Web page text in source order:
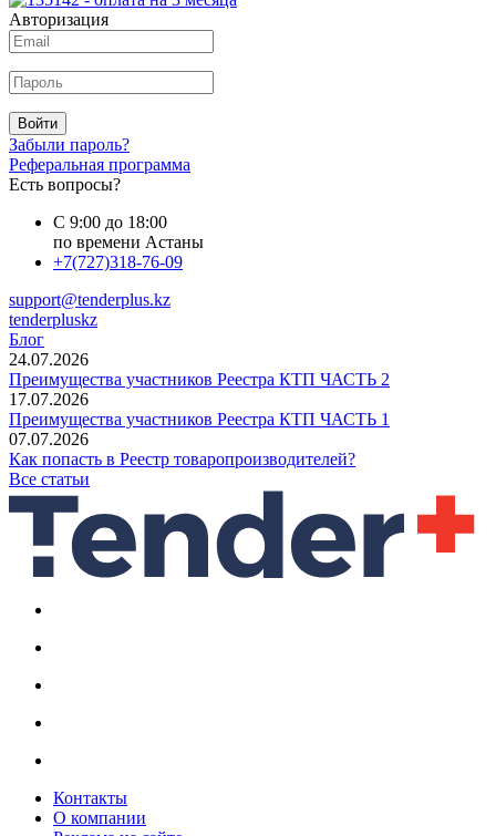
Авторизация
Войти
Забыли пароль?
Реферальная программа
Есть вопросы?
С 9:00 до 18:00
по времени Астаны
+7(727)318-76-09
support@tenderplus.kz
tenderpluskz
Блог
24.07.2026
Преимущества участников Реестра КТП ЧАСТЬ 2
17.07.2026
Преимущества участников Реестра КТП ЧАСТЬ 1
07.07.2026
Как попасть в Реестр товаропроизводителей?
Все статьи
Контакты
О компании